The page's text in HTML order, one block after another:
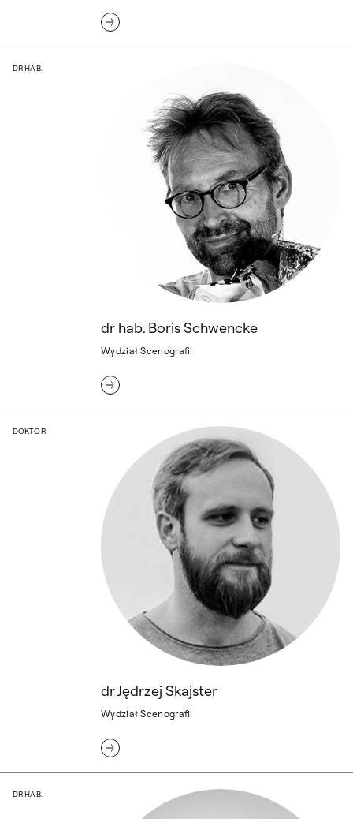
dr hab. Boris Schwencke
DR HAB.
dr hab. Boris Schwencke
Wydział Scenografii
dr Jędrzej Skajster
DOKTOR
dr Jędrzej Skajster
Wydział Scenografii
dr hab. Julia Skrzynecka
DR HAB.
fot. dr Piotr Kucia